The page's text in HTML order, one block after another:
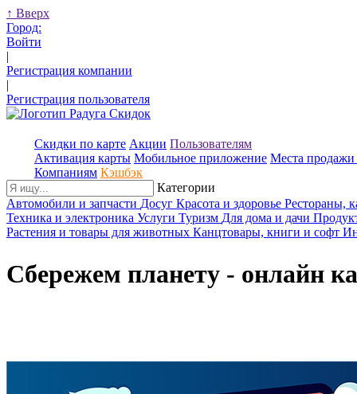
↑ Вверх
Город:
Войти
|
Регистрация компании
|
Регистрация пользователя
Скидки по карте Акции Пользователям
Активация карты Мобильное приложение Места продажи
Компаниям Кэшбэк
Категории
Автомобили и запчасти Досуг Красота и здоровье Рестораны,
Техника и электроника Услуги Туризм Для дома и дачи
Растения и товары для животных Канцтовары, книги и софт
Сбережем планету - онлайн